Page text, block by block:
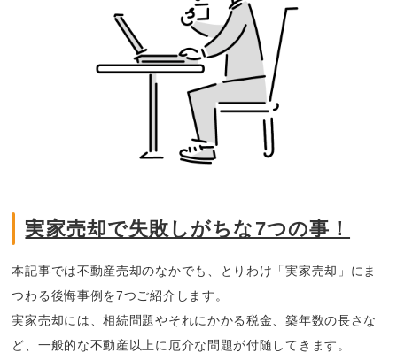
実家売却で失敗しがちな7つの事！
本記事では不動産売却のなかでも、とりわけ「実家売却」にま
つわる後悔事例を7つご紹介します。
実家売却には、相続問題やそれにかかる税金、築年数の長さな
ど、一般的な不動産以上に厄介な問題が付随してきます。